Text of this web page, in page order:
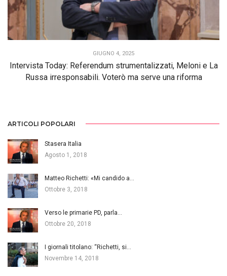
GIUGNO 4, 2025
Intervista Today: Referendum strumentalizzati, Meloni e La
Russa irresponsabili. Voterò ma serve una riforma
ARTICOLI POPOLARI
Stasera Italia
Agosto 1, 2018
Matteo Richetti: «Mi candido a…
Ottobre 3, 2018
Verso le primarie PD, parla…
Ottobre 20, 2018
I giornali titolano: “Richetti, si…
Novembre 14, 2018